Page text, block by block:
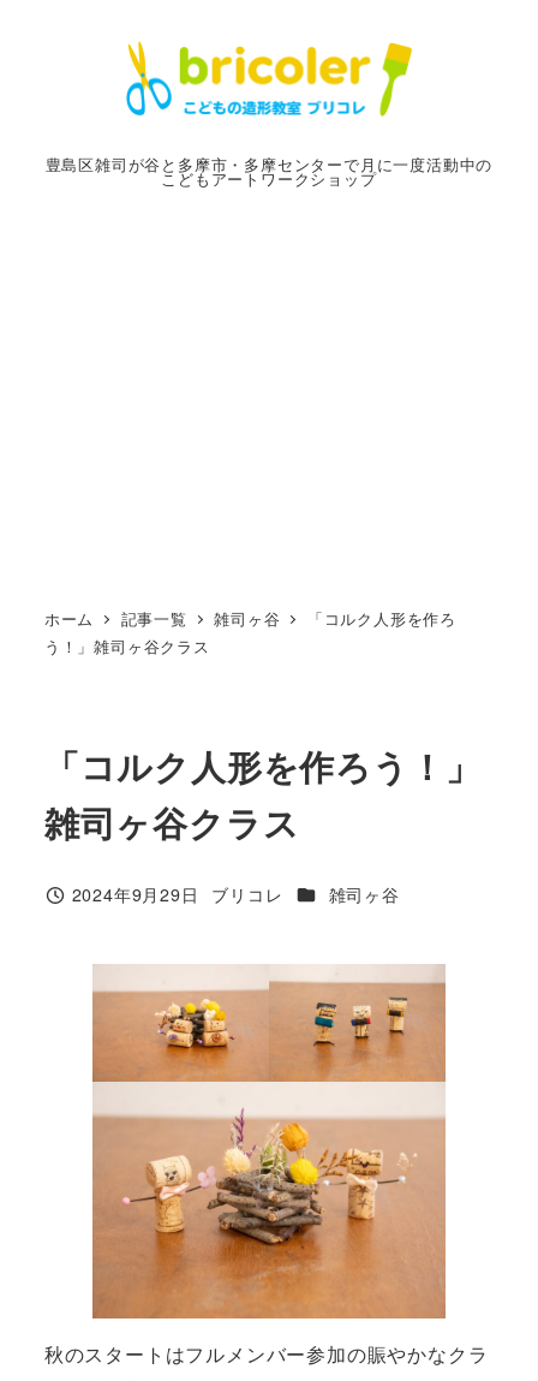
豊島区雑司が谷と多摩市・多摩センターで月に一度活動中の
こどもアートワークショップ
ホーム 記事一覧 雑司ヶ谷
「コルク人形を作ろ
う！」雑司ヶ谷クラス
「コルク人形を作ろう！」
雑司ヶ谷クラス
投稿日
2024年9月29日
著
ブリコレ カテゴリー
雑司ヶ谷
秋のスタートはフルメンバー参加の賑やかなクラ